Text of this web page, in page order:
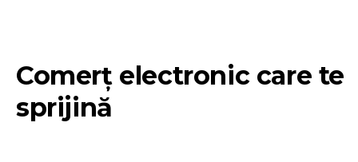
Comerț electronic care te
sprijină